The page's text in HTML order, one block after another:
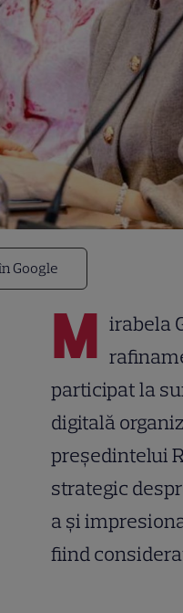
Google
M irabela
participat la
digitală
președintelui
strategic
a și
fiind